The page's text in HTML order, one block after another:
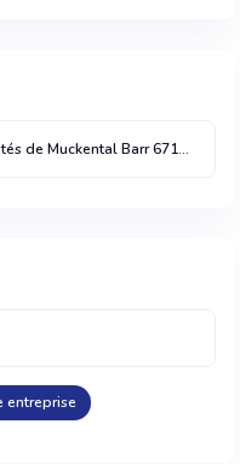
de MuckentalBarr67140
entreprise